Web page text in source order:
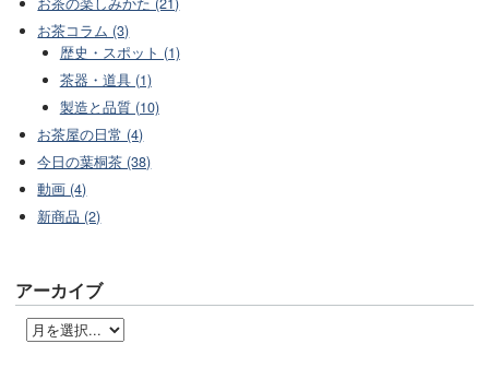
お茶コラム (3)
歴史・スポット (1)
茶器・道具 (1)
製造と品質 (10)
お茶屋の日常 (4)
今日の葉桐茶 (38)
動画 (4)
新商品 (2)
アーカイブ